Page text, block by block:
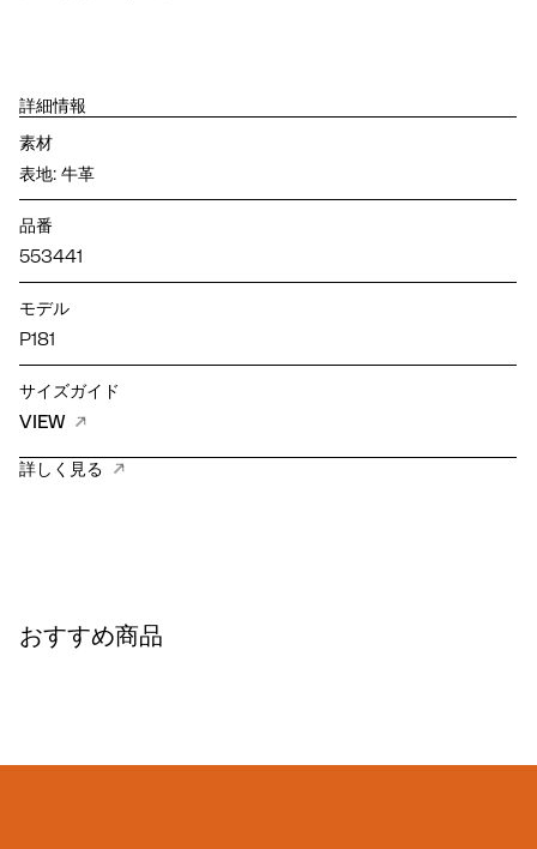
詳細情報
素材
表地: 牛革
品番
553441
モデル
P181
サイズガイド
VIEW
詳しく見る
おすすめ商品